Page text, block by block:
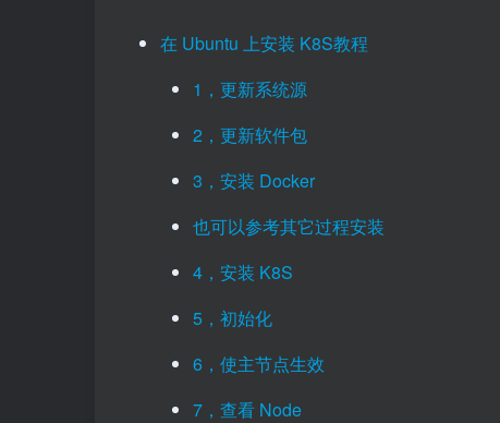
在 Ubuntu 上安装 K8S教程
1，更新系统源
2，更新软件包
3，安装 Docker
也可以参考其它过程安装
4，安装 K8S
5，初始化
6，使主节点生效
7，查看 Node